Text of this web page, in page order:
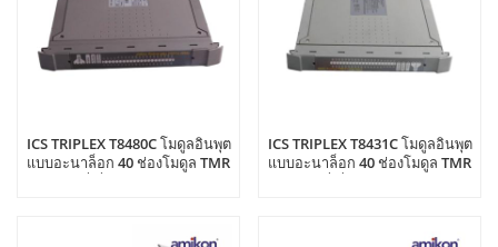
ICS TRIPLEX T8480C โมดูลอินพุต
แบบอะนาล็อก 40 ช่องโมดูล TMR
ICS TRIPLEX T8431C โมดูลอินพุต
แบบอะนาล็อก 40 ช่องโมดูล TMR